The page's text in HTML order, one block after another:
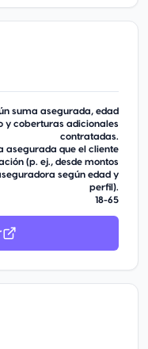
suma asegurada, edad
y coberturas adicionales
contratadas.
asegurada que el cliente
(p. ej., desde montos
según edad y
perfil).
18-65